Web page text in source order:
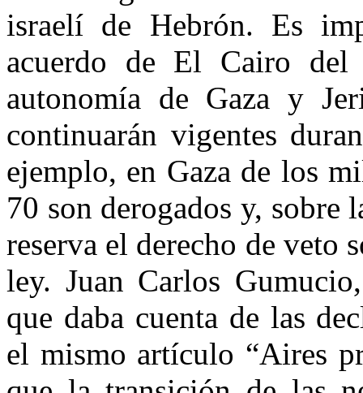
israelí de Hebrón. Es
acuerdo de El Cairo
autonomía de Gaza y
continuarán vigentes
ejemplo, en Gaza de los
70 son derogados y, sobre
reserva el derecho de veto
ley. Juan Carlos
que daba cuenta de las
el mismo artículo “Aires